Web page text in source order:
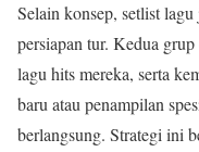
Selain konsep, setlist
persiapan tur. Kedua
lagu hits mereka, serta
baru atau penampilan
berlangsung. Strategi ini